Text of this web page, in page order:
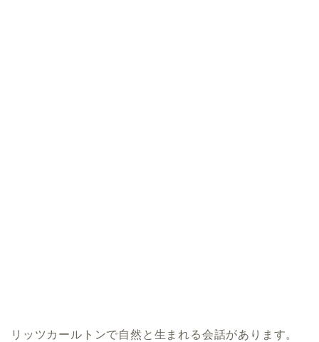
リッツカールトンで自然と生まれる会話があります。